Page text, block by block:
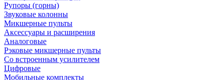
Рупоры (горны)
Звуковые колонны
Микшерные пульты
Аксессуары и расширения
Аналоговые
Рэковые микшерные пульты
Со встроенным усилителем
Цифровые
Мобильные комплекты